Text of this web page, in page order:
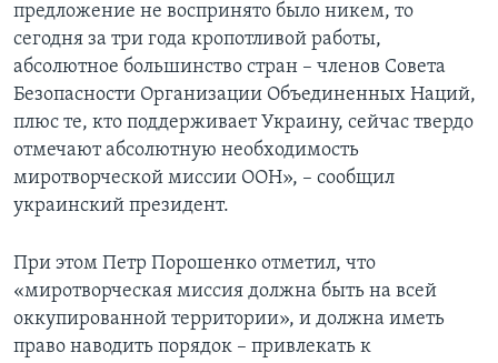
предложение не воспринято было никем, то
сегодня за три года кропотливой работы,
абсолютное большинство стран – членов Совета
Безопасности Организации Объединенных Наций,
плюс те, кто поддерживает Украину, сейчас твердо
отмечают абсолютную необходимость
миротворческой миссии ООН», – сообщил
украинский президент.
При этом Петр Порошенко отметил, что
«миротворческая миссия должна быть на всей
оккупированной территории», и должна иметь
право наводить порядок – привлекать к